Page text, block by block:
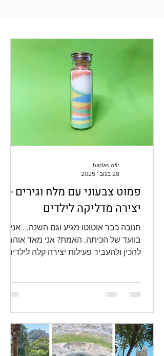
פמוט צבעוני עם מלח וגירים -
יצירה מדליקה לילדים
חנוכה כבר אוטוטו מגיע וגם השנה... אני
בוועד של הכיתה. האמת? אני מאד אוהבת
להכין ולהעביר פעילות יצירה קלה לילדים,
איתו בעצמם כמעט בלי עזרה. חיפשתי
ומצאתי! אז מה מכינים? פמוט יפיפה
חול צבעוני. רק ש... זה לא באמת חול. זה
מלח שצבענו אותו עם גיר צבעוני. זה
hadas ofir
28 בנוב׳ 2025